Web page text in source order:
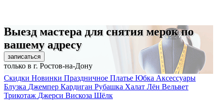
Выезд мастера для снятия мерок по
вашему адресу
записаться
только в г. Ростов-на-Дону
Скидки Новинки Праздничное Платье Юбка Аксессуары
Блузка Джемпер Кардиган Рубашка Халат Лён Вельвет
Трикотаж Джерси Вискоза Шёлк